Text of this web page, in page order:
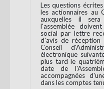
Les questions
les actionnaires au
auxquelles il
l'assemblée
social par lettre
d'avis de réception
Conseil
électronique
plus tard le
date de
accompagnées
dans les comptes